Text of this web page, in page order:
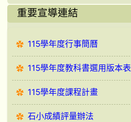
重要宣導連結
115學年度行事簡曆
115學年度教科書選用版本表
115學年度課程計畫
石小成績評量辦法